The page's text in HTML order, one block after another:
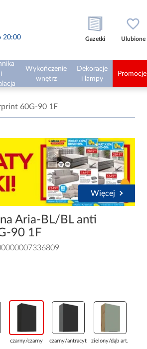
20:00 Gazetki Ulubione
i
Wykończenie
wnętrz
Dekoracje
i lampy
Promocje
60G-90 1F
Więcej
Aria-BL/BL anti
90 1F
czarny/czarny czarny/antracyt zielony/dąb art...